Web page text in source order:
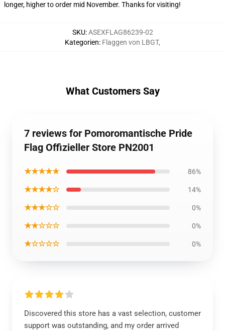
longer, higher to order mid November. Thanks for visiting!
SKU:ASEXFLAG86239-02
Kategorien: Flaggen von LBGT,
What Customers Say
7 reviews for Pomoromantische Pride
Flag Offizieller Store PN2001
★★★★★ 86%
★★★★☆ 14%
★★★☆☆ 0%
★★☆☆☆ 0%
★☆☆☆☆ 0%
Discovered this store has a vast selection, customer
support was outstanding, and my order arrived